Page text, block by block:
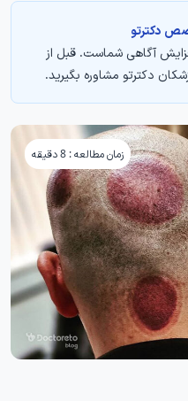
دکترتو
آگاهی شماست. قبل از
دکترتو مشاوره بگیرید.
زمان مطالعه : 8 دقیقه